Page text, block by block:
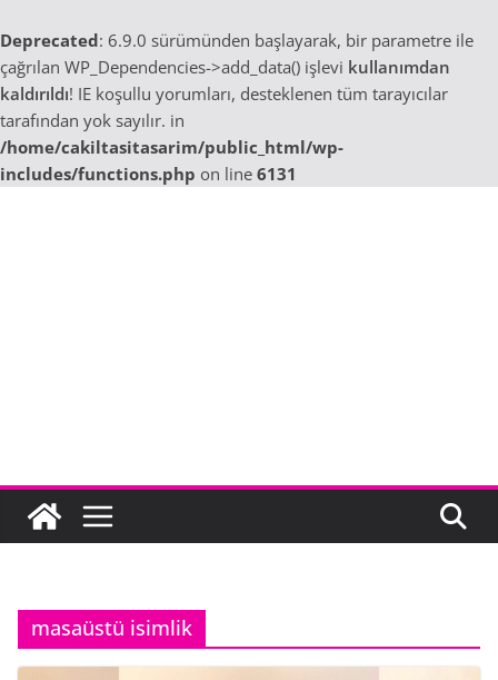
Deprecated: 6.9.0 sürümünden başlayarak, bir parametre ile
çağrılan WP_Dependencies->add_data() işlevi kullanımdan
kaldırıldı! IE koşullu yorumları, desteklenen tüm tarayıcılar
tarafından yok sayılır. in
/home/cakiltasitasarim/public_html/wp-
includes/functions.php on line 6131
masaüstü isimlik